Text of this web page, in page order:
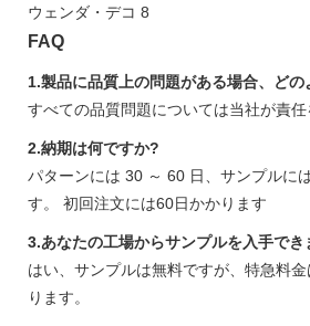
FAQ
1.製品に品​​質上の問題がある場合、ど
すべての品質問題については当社が責任
2.納期は何ですか?
パターンには 30 ～ 60 日、サンプルに
す。 初回注文には60日かかります
3.あなたの工場からサンプルを入手でき
はい、サンプルは無料ですが、特急料
ります。